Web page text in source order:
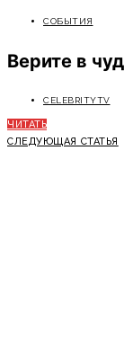
СОБЫТИЯ
Верите в
CELEBRITYTV
ЧИТАТЬ
СЛЕДУЮЩАЯ СТАТЬЯ